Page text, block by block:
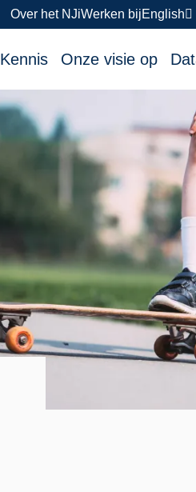
Over het NJiWerken bijEnglish
Kennis Onze visie op